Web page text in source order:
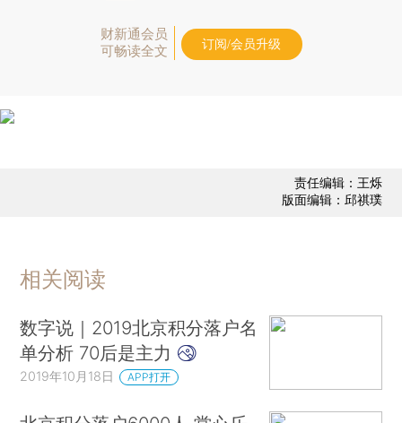
财新通会员
可畅读全文
订阅/会员升级
责任编辑：王烁
版面编辑：邱祺璞
相关阅读
数字说｜2019北京积分落户名
单分析 70后是主力
2019年10月18日 APP打开